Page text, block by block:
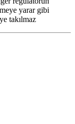
yarar gibi
takılmaz